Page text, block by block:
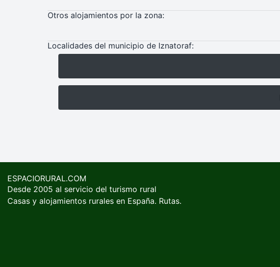
Otros alojamientos por la zona:
Localidades del municipio de Iznatoraf:
ESPACIORURAL.COM
Desde 2005 al servicio del turismo rural
Casas y alojamientos rurales en España. Rutas.